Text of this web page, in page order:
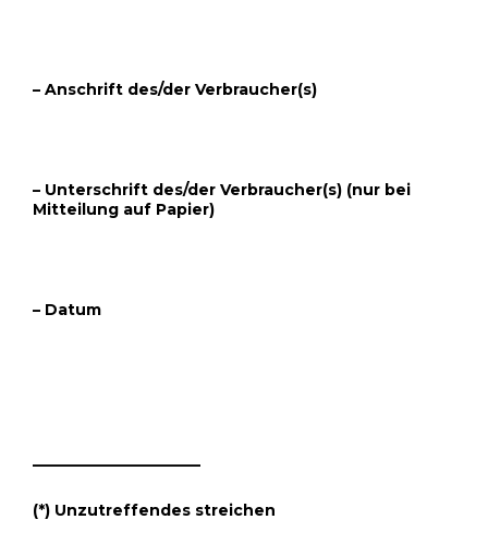
– Anschrift des/der Verbraucher(s)
– Unterschrift des/der Verbraucher(s) (nur bei
Mitteilung auf Papier)
– Datum
______________________
(*) Unzutreffendes streichen